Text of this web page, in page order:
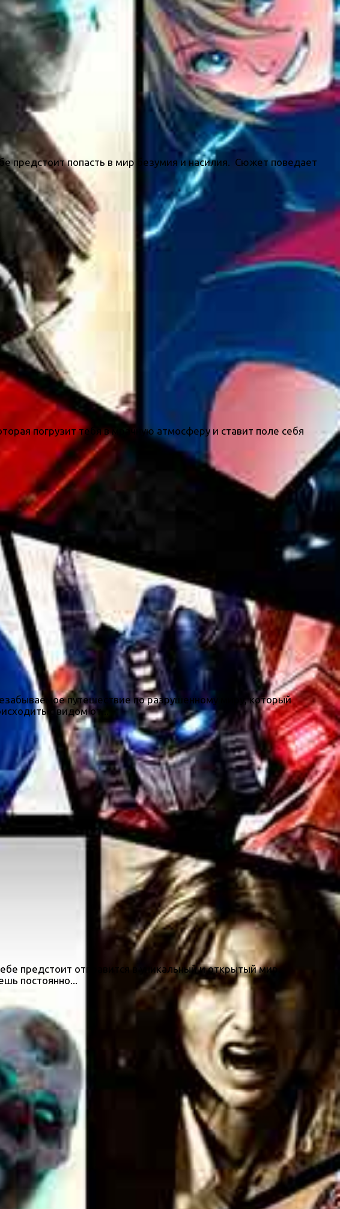
предстоит попасть в мир безумия и насилия. Сюжет поведает
погрузит тебя в мрачную атмосферу и ставит поле себя
путешествие по разрушенному миру, который
с видом от...
предстоит отправится в уникальный и открытый мир.
постоянно...